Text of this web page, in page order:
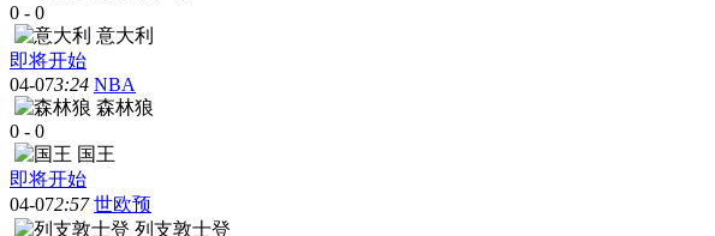
0 - 0
意大利
即将开始
04-073:24 NBA
森林狼
0 - 0
国王
即将开始
04-072:57 世欧预
列支敦士登